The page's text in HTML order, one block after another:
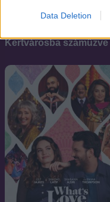
Data Deletion
Kertvárosba száműzve